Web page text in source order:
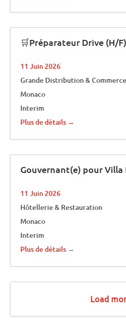
🛒Préparateur Drive (H/F)
11 Juin 2026
Grande Distribution & Commerce
Monaco
Interim
Plus de détails
Gouvernant(e) pour Villa
11 Juin 2026
Hôtellerie & Restauration
Monaco
Interim
Plus de détails
Load